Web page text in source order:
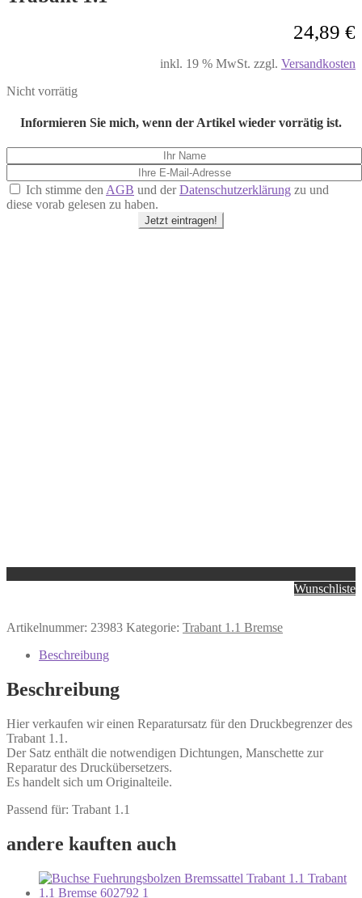
24,89 €
inkl. 19 % MwSt. zzgl. Versandkosten
Nicht vorrätig
Informieren Sie mich, wenn der Artikel wieder vorrätig ist.
Ich stimme den AGB und derDatenschutzerklärung zu und
diese vorab gelesen zu haben.
Jetzt eintragen!
Wunschliste
Artikelnummer: 23983 Kategorie: Trabant 1.1 Bremse
Beschreibung
Beschreibung
Hier verkaufen wir einen Reparatursatz für den Druckbegrenzer des
Trabant 1.1.
Der Satz enthält die notwendigen Dichtungen, Manschette zur
Reparatur des Druckübersetzers.
Es handelt sich um Originalteile.
Passend für: Trabant 1.1
andere kauften auch